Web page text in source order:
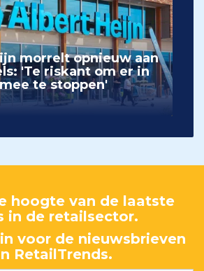
morrelt opnieuw aan
'Te riskant om er in
te stoppen'
hoogte van de laatste
in de retailsector.
voor de nieuwsbrieven
RetailTrends.